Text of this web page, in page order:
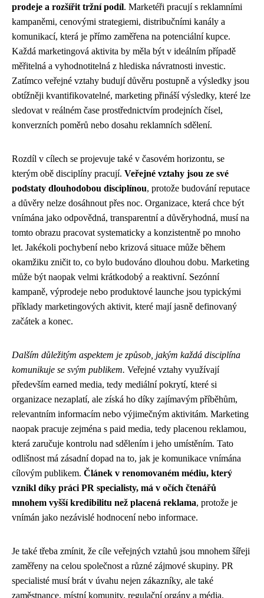
prodeje a rozšířit tržní podíl. Marketéři pracují s reklamními
kampaněmi, cenovými strategiemi, distribučními kanály a
komunikací, která je přímo zaměřena na potenciální kupce.
Každá marketingová aktivita by měla být v ideálním případě
měřitelná a vyhodnotitelná z hlediska návratnosti investic.
Zatímco veřejné vztahy budují důvěru postupně a výsledky jsou
obtížněji kvantifikovatelné, marketing přináší výsledky, které lze
sledovat v reálném čase prostřednictvím prodejních čísel,
konverzních poměrů nebo dosahu reklamních sdělení.
Rozdíl v cílech se projevuje také v časovém horizontu, se
kterým obě disciplíny pracují. Veřejné vztahy jsou ze své
podstaty dlouhodobou disciplínou, protože budování reputace
a důvěry nelze dosáhnout přes noc. Organizace, která chce být
vnímána jako odpovědná, transparentní a důvěryhodná, musí na
tomto obrazu pracovat systematicky a konzistentně po mnoho
let. Jakékoli pochybení nebo krizová situace může během
okamžiku zničit to, co bylo budováno dlouhou dobu. Marketing
může být naopak velmi krátkodobý a reaktivní. Sezónní
kampaně, výprodeje nebo produktové launche jsou typickými
příklady marketingových aktivit, které mají jasně definovaný
začátek a konec.
Dalším důležitým aspektem je způsob, jakým každá disciplína
komunikuje se svým publikem. Veřejné vztahy využívají
především earned media, tedy mediální pokrytí, které si
organizace nezaplatí, ale získá ho díky zajímavým příběhům,
relevantním informacím nebo výjimečným aktivitám. Marketing
naopak pracuje zejména s paid media, tedy placenou reklamou,
která zaručuje kontrolu nad sdělením i jeho umístěním. Tato
odlišnost má zásadní dopad na to, jak je komunikace vnímána
cílovým publikem. Článek v renomovaném médiu, který
vznikl díky práci PR specialisty, má v očích čtenářů
mnohem vyšší kredibilitu než placená reklama, protože je
vnímán jako nezávislé hodnocení nebo informace.
Je také třeba zmínit, že cíle veřejných vztahů jsou mnohem šířeji
zaměřeny na celou společnost a různé zájmové skupiny. PR
specialisté musí brát v úvahu nejen zákazníky, ale také
zaměstnance, místní komunity, regulační orgány a média.